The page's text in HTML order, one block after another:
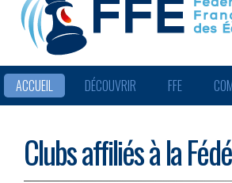
ACCUEIL DÉCOUVRIR FFE
Clubs affiliés à la